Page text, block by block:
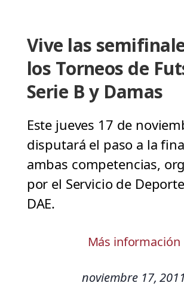
Vive las
los Torneos de
Serie B y Damas
Este jueves 17 de
disputará el paso a la
ambas competencias,
por el Servicio de
DAE.
Más información
noviembre 17, 2011